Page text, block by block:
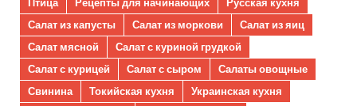
Салат из капусты
Салат из моркови
Салат из яиц
Салат мясной
Салат с куриной грудкой
Салат с курицей
Салат с сыром
Салаты овощные
Свинина
Токийская кухня
Украинская кухня